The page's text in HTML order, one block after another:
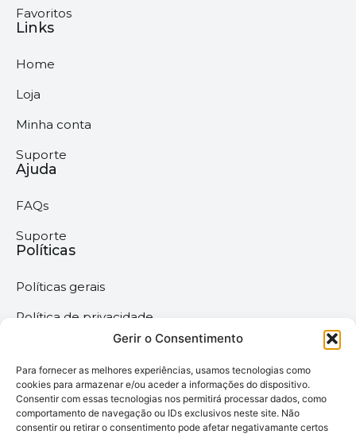
Gerir o Consentimento
Para fornecer as melhores experiências, usamos tecnologias como
cookies para armazenar e/ou aceder a informações do dispositivo.
Consentir com essas tecnologias nos permitirá processar dados, como
comportamento de navegação ou IDs exclusivos neste site. Não
consentir ou retirar o consentimento pode afetar negativamante certos
Favoritos
Links
Home
Loja
Minha conta
Suporte
Ajuda
FAQs
Suporte
Políticas
Políticas gerais
Política de privacidade
Termos & Condições
Política de cookies
Megaimprime © 2025 |